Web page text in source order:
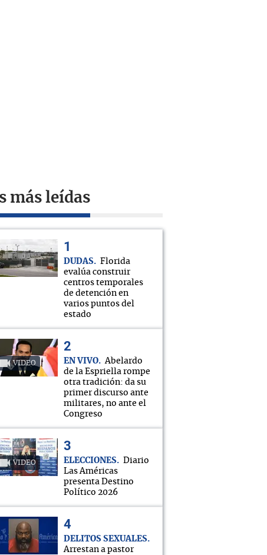
más leídas
DUDAS
Florida
evalúa construir
centros temporales
de detención en
varios puntos del
estado
VIDEO EN VIVO
Abelardo
de la Espriella rompe
otra tradición: da su
primer discurso ante
militares, no ante el
Congreso
VIDEO ELECCIONES
Diario
Las Américas
presenta Destino
Político 2026
DELITOS SEXUALES
Arrestan a pastor